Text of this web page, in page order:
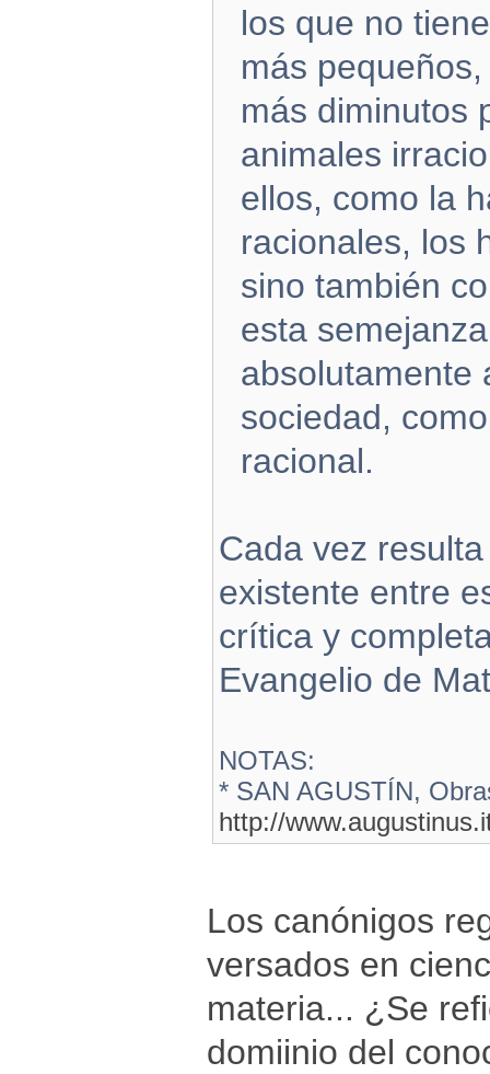
los que no
más
más diminutos
animales
ellos, como la
racionales, los
sino también
esta
absolutamente
sociedad,
racional.
Cada vez
existente entre
crítica y
Evangelio de
NOTAS:
* SAN AGUSTÍN,
http://
Los canónigos
versados en
materia... ¿Se
domiinio del